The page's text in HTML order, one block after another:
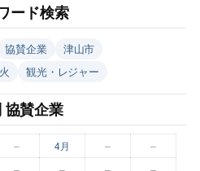
ード検索
協賛企業
津山市
観光・レジャー
協賛企業
– 4月 –
–